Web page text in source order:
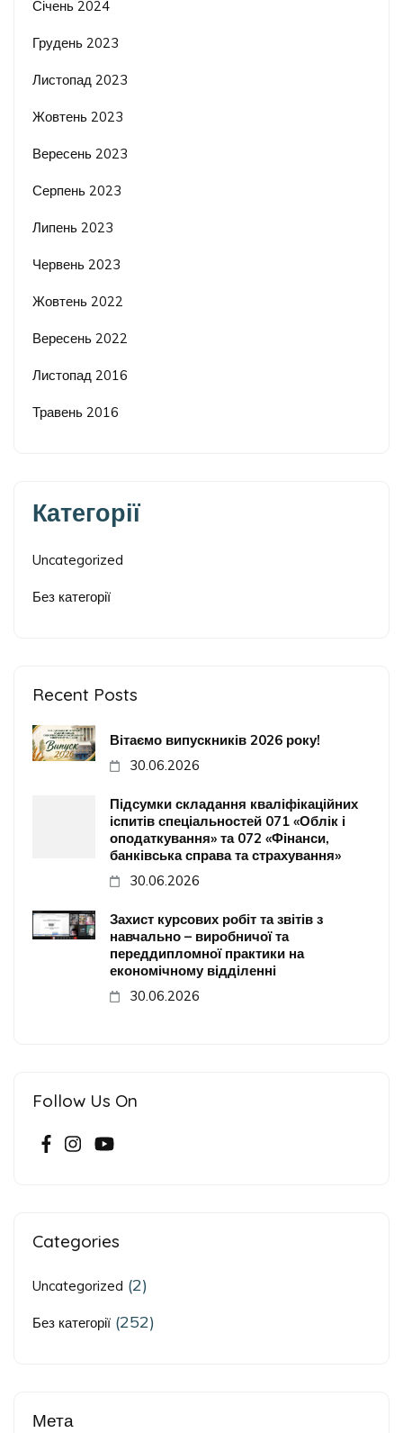
Січень 2024
Грудень 2023
Листопад 2023
Жовтень 2023
Вересень 2023
Серпень 2023
Липень 2023
Червень 2023
Жовтень 2022
Вересень 2022
Листопад 2016
Травень 2016
Категорії
Uncategorized
Без категорії
Recent Posts
Вітаємо випускників 2026 року!
30.06.2026
Підсумки складання кваліфікаційних
іспитів спеціальностей 071 «Облік і
оподаткування» та 072 «Фінанси,
банківська справа та страхування»
30.06.2026
Захист курсових робіт та звітів з
навчально – виробничої та
переддипломної практики на
економічному відділенні
30.06.2026
Follow Us On
Categories
Uncategorized (2)
Без категорії (252)
Мета